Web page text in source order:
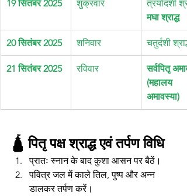
19 सितंबर 2025 शुक्रवार
त्रयोदशी
मघा श्राद्ध
20 सितंबर 2025 शनिवार चतुर्दशी श्राद्ध
21 सितंबर 2025 रविवार
सर्वपितृ
(महालय
अमावस्या)
🛕 पितृ पक्ष श्राद्ध एवं तर्पण विधि
प्रातः स्नान के बाद कुशा आसन पर बैठें।
पवित्र जल में काले तिल, पुष्प और अन्न
डालकर तर्पण करें।